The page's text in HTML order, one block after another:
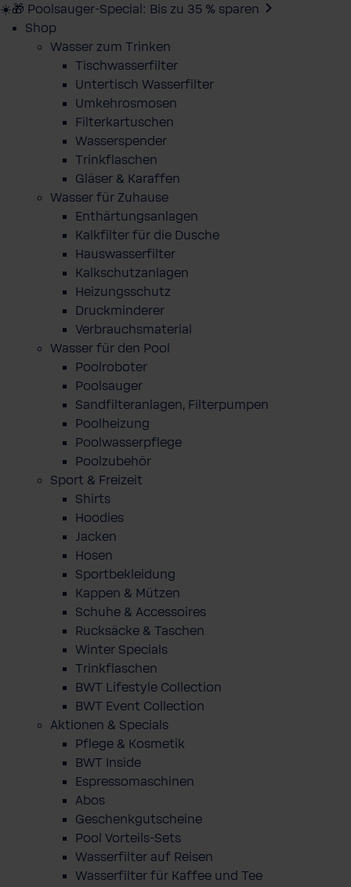
☀️🎁 Poolsauger-Special: Bis zu 35 % sparen
Shop
Wasser zum Trinken
Tischwasserfilter
Untertisch Wasserfilter
Umkehrosmosen
Filterkartuschen
Wasserspender
Trinkflaschen
Gläser & Karaffen
Wasser für Zuhause
Enthärtungsanlagen
Kalkfilter für die Dusche
Hauswasserfilter
Kalkschutzanlagen
Heizungsschutz
Druckminderer
Verbrauchsmaterial
Wasser für den Pool
Poolroboter
Poolsauger
Sandfilteranlagen, Filterpumpen
Poolheizung
Poolwasserpflege
Poolzubehör
Sport & Freizeit
Shirts
Hoodies
Jacken
Hosen
Sportbekleidung
Kappen & Mützen
Schuhe & Accessoires
Rucksäcke & Taschen
Winter Specials
Trinkflaschen
BWT Lifestyle Collection
BWT Event Collection
Aktionen & Specials
Pflege & Kosmetik
BWT Inside
Espressomaschinen
Abos
Geschenkgutscheine
Pool Vorteils-Sets
Wasserfilter auf Reisen
Wasserfilter für Kaffee und Tee